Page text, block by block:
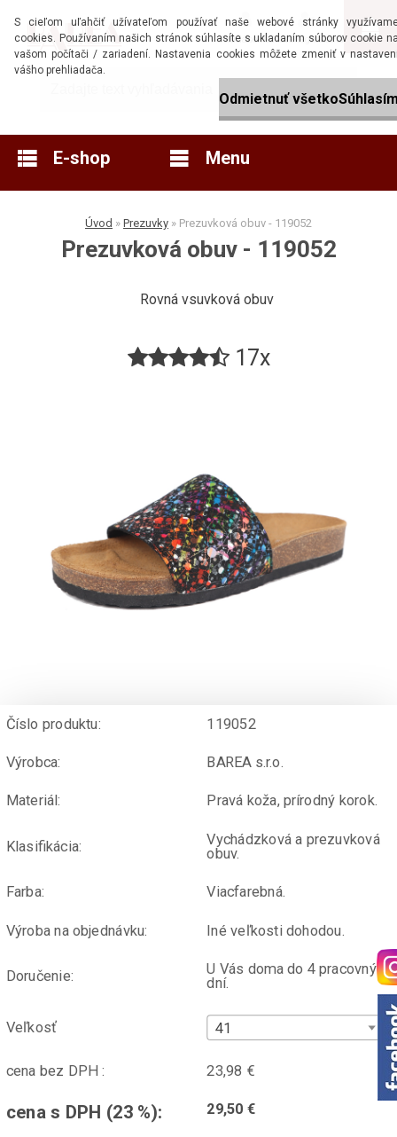
S cieľom uľahčiť užívateľom používať naše webové stránky
cookies. Používaním našich stránok súhlasíte s ukladaním súborov cookie
vašom počítači / zariadení. Nastavenia cookies môžete zmeniť v
vášho prehliadača.
Odmietnuť všetko
PrihlásenieNová registrácia
E-shop Menu
Úvod » Prezuvky » Prezuvková obuv - 119052
Prezuvková obuv - 119052
Rovná vsuvková obuv
17x
Číslo produktu: 119052
Výrobca: BAREA s.r.o.
Materiál: Pravá koža, prírodný korok.
Klasifikácia: Vychádzková a prezuvková
obuv.
Farba: Viacfarebná.
Výroba na objednávku: Iné veľkosti dohodou.
Doručenie:
U Vás doma do 4 pracovných
dní.
Veľkosť 41
cena bez DPH : 23,98 €
cena s DPH (23 %): 29,50 €